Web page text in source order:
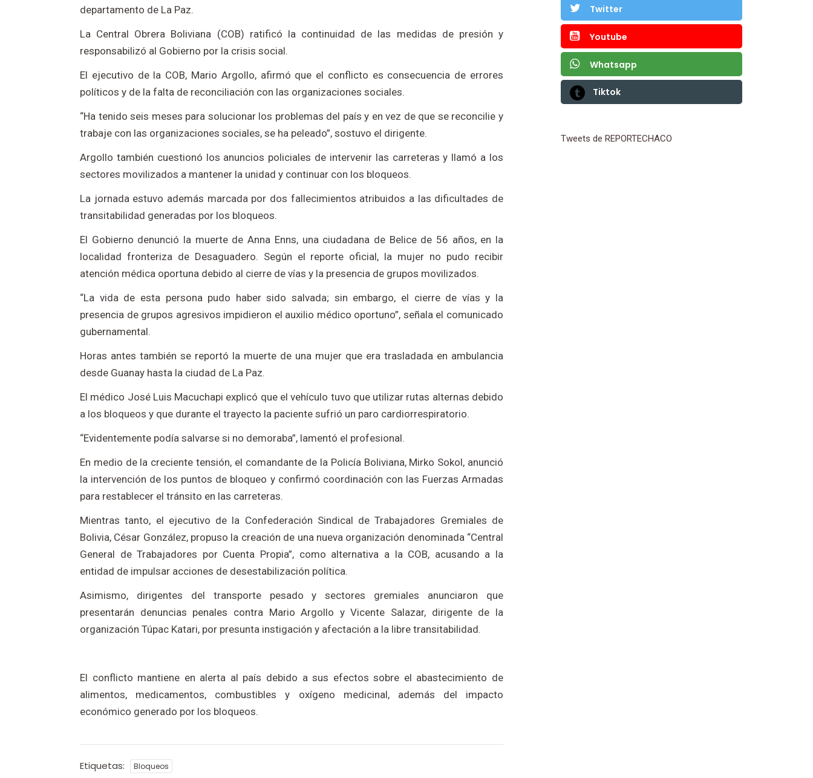
departamento de La Paz.
La Central Obrera Boliviana (COB) ratificó la continuidad de las medidas de presión y
responsabilizó al Gobierno por la crisis social.
El ejecutivo de la COB, Mario Argollo, afirmó que el conflicto es consecuencia de errores
políticos y de la falta de reconciliación con las organizaciones sociales.
“Ha tenido seis meses para solucionar los problemas del país y en vez de que se reconcilie y
trabaje con las organizaciones sociales, se ha peleado”, sostuvo el dirigente.
Argollo también cuestionó los anuncios policiales de intervenir las carreteras y llamó a los
sectores movilizados a mantener la unidad y continuar con los bloqueos.
La jornada estuvo además marcada por dos fallecimientos atribuidos a las dificultades de
transitabilidad generadas por los bloqueos.
El Gobierno denunció la muerte de Anna Enns, una ciudadana de Belice de 56 años, en la
localidad fronteriza de Desaguadero. Según el reporte oficial, la mujer no pudo recibir
atención médica oportuna debido al cierre de vías y la presencia de grupos movilizados.
“La vida de esta persona pudo haber sido salvada; sin embargo, el cierre de vías y la
presencia de grupos agresivos impidieron el auxilio médico oportuno”, señala el comunicado
gubernamental.
Horas antes también se reportó la muerte de una mujer que era trasladada en ambulancia
desde Guanay hasta la ciudad de La Paz.
El médico José Luis Macuchapi explicó que el vehículo tuvo que utilizar rutas alternas debido
a los bloqueos y que durante el trayecto la paciente sufrió un paro cardiorrespiratorio.
“Evidentemente podía salvarse si no demoraba”, lamentó el profesional.
En medio de la creciente tensión, el comandante de la Policía Boliviana, Mirko Sokol, anunció
la intervención de los puntos de bloqueo y confirmó coordinación con las Fuerzas Armadas
para restablecer el tránsito en las carreteras.
Mientras tanto, el ejecutivo de la Confederación Sindical de Trabajadores Gremiales de
Bolivia, César González, propuso la creación de una nueva organización denominada “Central
General de Trabajadores por Cuenta Propia”, como alternativa a la COB, acusando a la
entidad de impulsar acciones de desestabilización política.
Asimismo, dirigentes del transporte pesado y sectores gremiales anunciaron que
presentarán denuncias penales contra Mario Argollo y Vicente Salazar, dirigente de la
organización Túpac Katari, por presunta instigación y afectación a la libre transitabilidad.
El conflicto mantiene en alerta al país debido a sus efectos sobre el abastecimiento de
alimentos, medicamentos, combustibles y oxígeno medicinal, además del impacto
económico generado por los bloqueos.
Etiquetas: Bloqueos
Twitter
Youtube
Whatsapp
Tiktok
Tweets de REPORTECHACO